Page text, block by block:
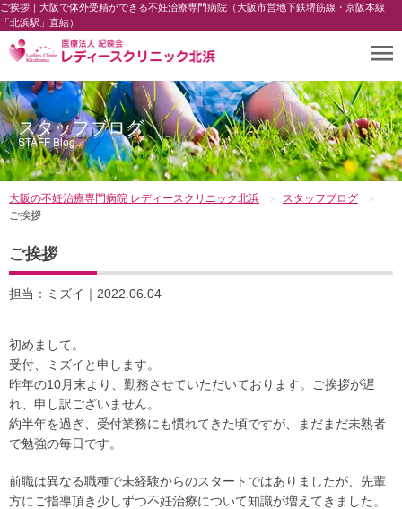
ご挨拶｜大阪で体外受精ができる不妊治療専門病院（大阪市営地下鉄堺筋線・京阪本線
「北浜駅」直結）
スタッフブログ
STAFF Blog
大阪の不妊治療専門病院 レディースクリニック北浜
スタッフブログ
ご挨拶
ご挨拶
担当：ミズイ｜2022.06.04
初めまして。
受付、ミズイと申します。
昨年の10月末より、勤務させていただいております。ご挨拶が遅
れ、申し訳ございません。
約半年を過ぎ、受付業務にも慣れてきた頃ですが、まだまだ未熟者
で勉強の毎日です。
前職は異なる職種で未経験からのスタートではありましたが、先輩
方にご指導頂き少しずつ不妊治療について知識が増えてきました。